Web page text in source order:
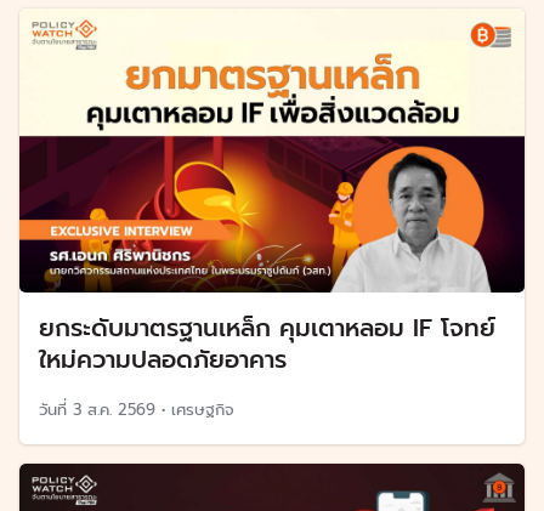
ยกระดับมาตรฐานเหล็ก คุมเตาหลอม IF โจทย์
ใหม่ความปลอดภัยอาคาร
วันที่ 3 ส.ค. 2569 • เศรษฐกิจ